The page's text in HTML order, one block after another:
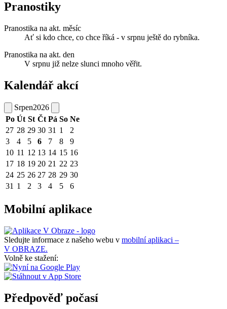
Pranostiky
Pranostika na akt. měsíc
Ať si kdo chce, co chce říká - v srpnu ještě do rybníka.
Pranostika na akt. den
V srpnu již nelze slunci mnoho věřit.
Kalendář akcí
Srpen2026
Po Út St Čt Pá So Ne
27 28 29 30 31 1
2
3
4 5 6 7 8
9
10 11 12 13 14 15 16
17 18 19 20 21 22 23
24 25 26 27 28 29 30
31 1 2 3 4 5 6
Mobilní aplikace
Sledujte informace z našeho webu v mobilní aplikaci –
V OBRAZE.
Volně ke stažení:
Předpověď počasí